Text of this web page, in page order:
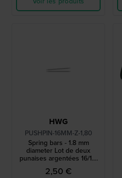
HWG
PUSHPIN-16MM-Z-1,80
Spring bars - 1.8 mm
diameter Lot de deux
punaises argentées 16/1.8
mm
2,50 €